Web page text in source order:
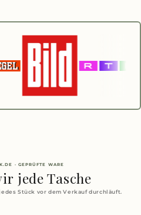
· GEPRÜFTE WARE
jede Tasche
Stück vor dem Verkauf durchläuft.